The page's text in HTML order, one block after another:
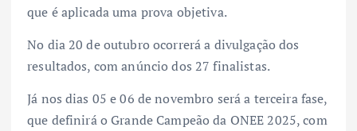
que é aplicada uma prova objetiva.
No dia 20 de outubro ocorrerá a divulgação dos
resultados, com anúncio dos 27 finalistas.
Já nos dias 05 e 06 de novembro será a terceira fase,
que definirá o Grande Campeão da ONEE 2025, com